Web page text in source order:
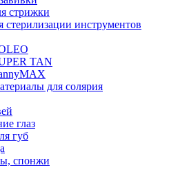
стрижки
инструментов
TAN
для солярия
глаз
губ
спонжи